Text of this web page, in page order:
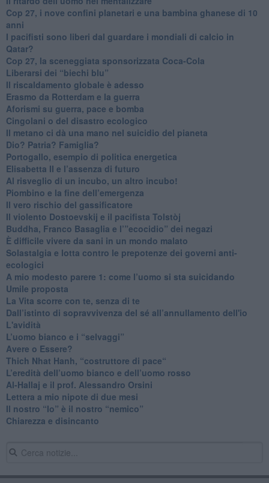
​Cop 27, i nove confini planetari e una bambina ghanese di 10
anni
​I pacifisti sono liberi dal guardare i mondiali di calcio in
Qatar?
​Cop 27, la sceneggiata sponsorizzata Coca-Cola
​Liberarsi dei “biechi blu”
Il riscaldamento globale è adesso
​Erasmo da Rotterdam e la guerra
​Aforismi su guerra, pace e bomba
Cingolani o del disastro ecologico
​Il metano ci dà una mano nel suicidio del pianeta
​Dio? Patria? Famiglia?
Portogallo, esempio di politica energetica
​Elisabetta II e l’assenza di futuro
Al risveglio di un incubo, un altro incubo!
​Piombino e la fine dell’emergenza
​Il vero rischio del gassificatore
​Il violento Dostoevskij e il pacifista Tolstòj
​Buddha, Franco Basaglia e l’”ecocidio” dei negazi
​È difficile vivere da sani in un mondo malato
Solastalgia e lotta contro le prepotenze dei governi anti-
ecologici
​A mio modesto parere 1: come l’uomo si sta suicidando
​Umile proposta
​La Vita scorre con te, senza di te
​Dall’istinto di sopravvivenza del sé all’annullamento dell'io
L'avidità
​L’uomo bianco e i “selvaggi”
​Avere o Essere?
​Thich Nhat Hanh, “costruttore di pace“
​L’eredità dell’uomo bianco e dell’uomo rosso
Al-Hallaj e il prof. Alessandro Orsini
​Lettera a mio nipote di due mesi
​Il nostro “Io” è il nostro “nemico”
​Chiarezza e disincanto